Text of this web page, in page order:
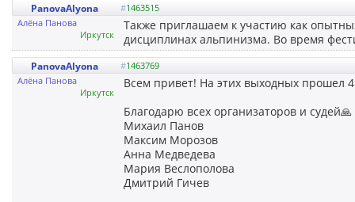
PanovaAlyona #1463515
Алёна Панова
Иркутск
Также приглашаем к участию как
дисциплинах альпинизма. Во время
PanovaAlyona #1463769
Алёна Панова
Иркутск
Всем привет! На этих выходных прошел
Благодарю всех организаторов и судей🙏
Михаил Панов
Максим Морозов
Анна Медведева
Мария Веслополова
Дмитрий Гичев